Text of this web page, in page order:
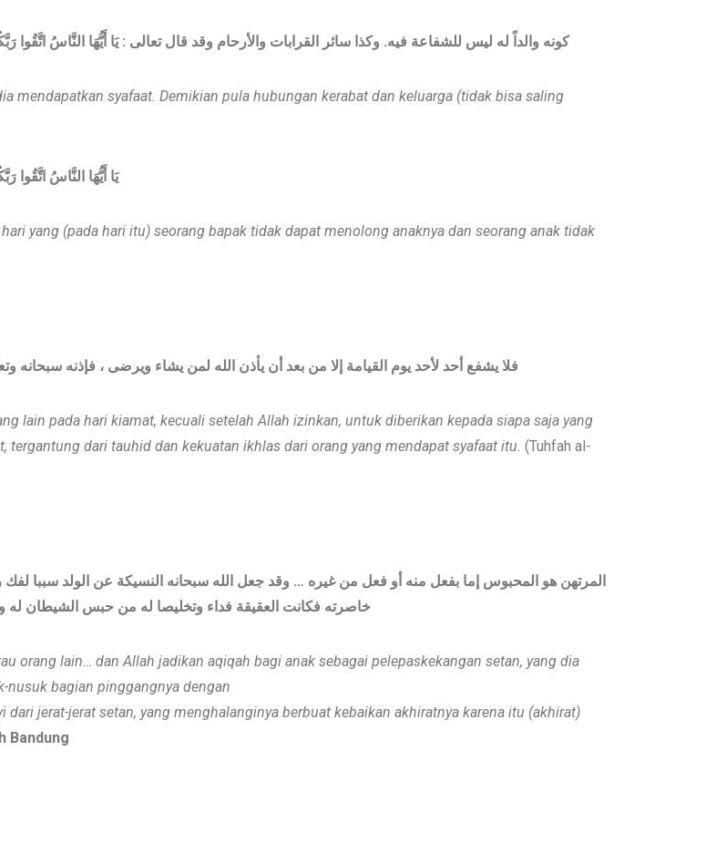
كونه والداً له ليس للشفاعة فيه. وكذا سائر القرابات والأرحام وقد قال تعالى :يَا أَيُّهَا النَّاسُ
mendapatkan syafaat. Demikian pula hubungan kerabat dan keluarga (tidak bisa saling
يَا أَيُّهَا النَّاسُ
yang (pada hari itu) seorang bapak tidak dapat menolong anaknya dan seorang anak tidak
فلا يشفع أحد لأحد يوم القيامة إلا من بعد أن يأذن الله لمن يشاء ويرضى ، فإذنه
lain pada hari kiamat, kecuali setelah Allah izinkan, untuk diberikan kepada siapa saja yang
tergantung dari tauhid dan kekuatan ikhlas dari orang yang mendapat syafaat itu. (Tuhfah al-
المرتهن هو المحبوس إما بفعل منه أو فعل من غيره … وقد جعل الله سبحانه النسيكة عن الولد سببا
خاصرته فكانت العقيقة فداء وتخليصا له من حبس الشيطان
orang lain… dan Allah jadikan aqiqah bagi anak sebagai pelepaskekangan setan, yang dia
nusuk bagian pinggangnya dengan
dari jerat-jerat setan, yang menghalanginya berbuat kebaikan akhiratnya karena itu (akhirat)
Bandung